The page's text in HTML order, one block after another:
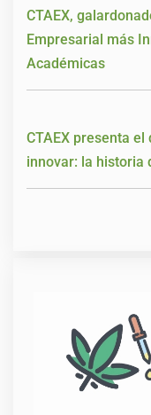
CTAEX,
Empresarial más
Académicas
CTAEX presenta
innovar: la historia